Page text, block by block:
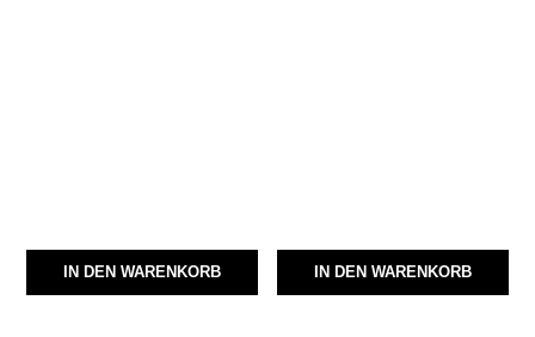
IN DEN WARENKORB IN DEN WARENKORB